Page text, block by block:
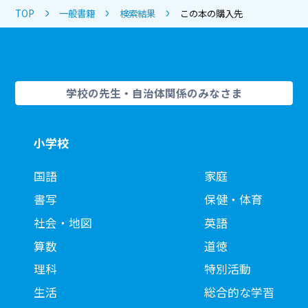
TOP 一般書籍 検索結果 この本の購入先
学校の先生・自治体関係のみなさま
小学校
国語
書写
社会・地図
算数
理科
生活
家庭
保健・体育
英語
道徳
特別活動
総合的な学習